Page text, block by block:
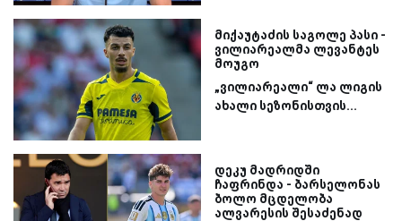
მიქაუტაძის საგოლე პასი -
ვილიარეალმა ლევანტეს
მოუგო
„ვილიარეალი“ ლა ლიგის
ახალი სეზონისთვის...
დეკუ მადრიდში
ჩაფრინდა - ბარსელონას
ბოლო მცდელობა
ალვარესის შესაძენად